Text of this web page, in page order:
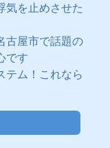
を止めさせた
屋市で話題の
です
ム！これなら